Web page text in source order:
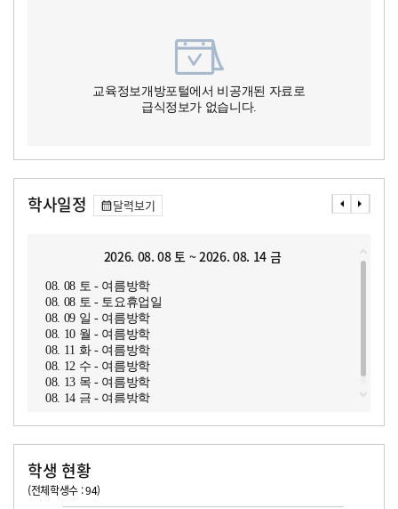
교육정보개방포털에서 비공개된 자료로
급식정보가 없습니다.
학사일정 달력보기
2026. 08. 08 토 ~ 2026. 08. 14 금
08. 08 토 - 여름방학
08. 08 토 - 토요휴업일
08. 09 일 - 여름방학
08. 10 월 - 여름방학
08. 11 화 - 여름방학
08. 12 수 - 여름방학
08. 13 목 - 여름방학
08. 14 금 - 여름방학
학생 현황
(전체학생수 : 94)